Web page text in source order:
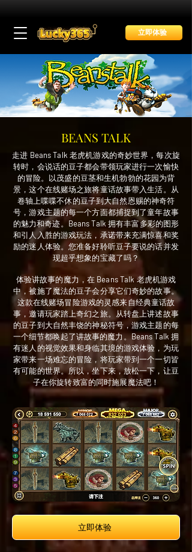
立即体验
BEANS TALK
走进 Beans Talk 老虎机游戏的奇妙世界，每次旋
转时，会说话的豆子都会带领玩家进行一次愉快
的冒险。以茂盛的豆茎和生机勃勃的花园为背
景，这个在线赌场之旅将童话故事带入生活。从
卷轴上喋喋不休的豆子到大自然恩赐的神奇符
号，游戏主题的每一个方面都捕捉到了童年故事
的魅力和奇迹。Beans Talk 拥有丰富多彩的图形
和引人入胜的游戏玩法，承诺带来充满惊喜和奖
励的迷人体验。您准备好聆听豆子要说的话并发
现超乎想象的宝藏了吗？
体验讲故事的魔力，在 Beans Talk 老虎机游戏
中，被施了魔法的豆子会分享它们奇妙的故事。
这款在线赌场冒险游戏的灵感来自经典童话故
事，邀请玩家踏上奇幻之旅。从转盘上讲述故事
的豆子到大自然丰饶的神秘符号，游戏主题的每
一个细节都唤起了讲故事的魔力。Beans Talk 拥
有迷人的视觉效果和身临其境的游戏体验，为玩
家带来一场难忘的冒险，将玩家带到一个一切皆
有可能的世界。所以，坐下来，放松一下，让豆
子在你旋转致富的同时施展魔法吧！
立即体验